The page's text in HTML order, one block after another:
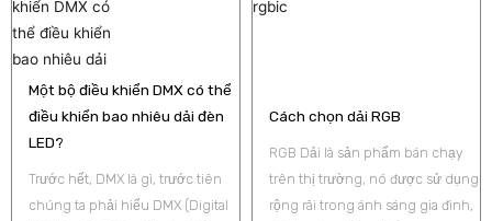
Một bộ điều khiển DMX có thể
điều khiển bao nhiêu dải đèn
LED?
Trước hết, DMX là gì, trước tiên
chúng ta phải hiểu DMX (Digital
Cách chọn dải RGB
RGB Dải là sản phẩm bán chạy
trên thị trường, nó được sử dụng
rộng rãi trong ánh sáng gia đình,